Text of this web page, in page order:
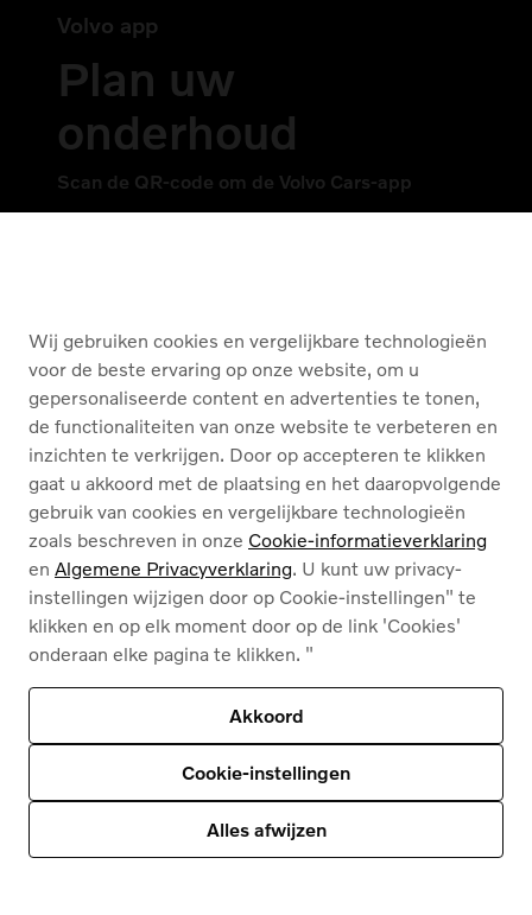
Volvo app
Plan uw
onderhoud
Scan de QR-code om de Volvo Cars-app
op uw mobiele telefoon te downloaden.
D'Hondt
Inhoud van deze pagina
Algemene privacyverklaring voor Volvo Cars
Wij gebruiken cookies en vergelijkbare technologieën
voor de beste ervaring op onze website, om u
gepersonaliseerde content en advertenties te tonen,
de functionaliteiten van onze website te verbeteren en
inzichten te verkrijgen. Door op accepteren te klikken
gaat u akkoord met de plaatsing en het daaropvolgende
gebruik van cookies en vergelijkbare technologieën
zoals beschreven in onze Cookie-informatieverklaring
en Algemene Privacyverklaring. U kunt uw privacy-
instellingen wijzigen door op Cookie-instellingen" te
klikken en op elk moment door op de link 'Cookies'
onderaan elke pagina te klikken. "
Akkoord
Cookie-instellingen
Alles afwijzen